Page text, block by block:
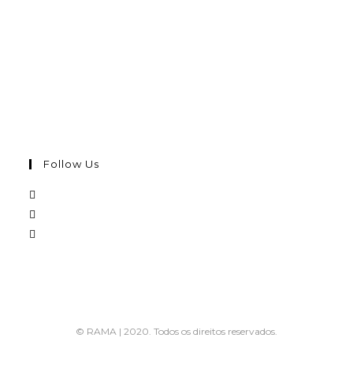
Follow Us
© RAMA | 2020. Todos os direitos reservados.